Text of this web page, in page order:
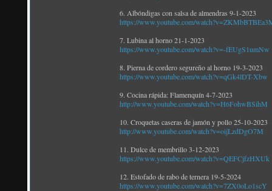
6. Albóndigas con salsa de almendras 9-1-2023
https://www.youtube.com/
7. Lubina al horno 21-1-2023
https://www.youtube.com/watch?v=-fEUgS1umNw
8. Pierna de cordero segureño al horno 19-3-2023
https://www.youtube.com/watch?v=qGk4lDT-Xbw
9. Cocina rápida: Flamenquín 4-7-2023
http://www.youtube.com/watch?v=H6FohwBSihM
10. Croquetas caseras de jamón y pollo 25-10-2023
http://www.youtube.com/watch?v=oijLzdDgO7M
11. Dulce de membrillo 3-12-2023
https://www.youtube.com/watch?v=QEFCjfzHXUk
12. Estofado de rabo de ternera 19-5-2024
https://www.youtube.com/watch?v=7ZX0oLo1scY